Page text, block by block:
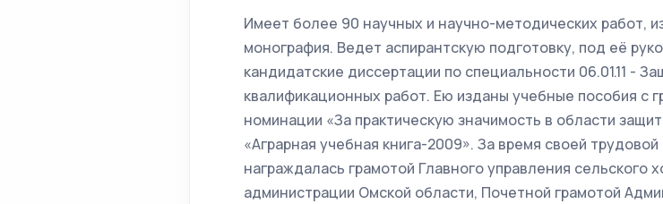
Имеет более 90 научных и научно-методических работ,
монография. Ведет аспирантскую подготовку, под её
кандидатские диссертации по специальности 06.01.11 -
квалификационных работ. Ею изданы учебные пособия с
номинации «За практическую значимость в области
«Аграрная учебная книга-2009». За время своей
награждалась грамотой Главного управления сельского
администрации Омской области, Почетной грамотой